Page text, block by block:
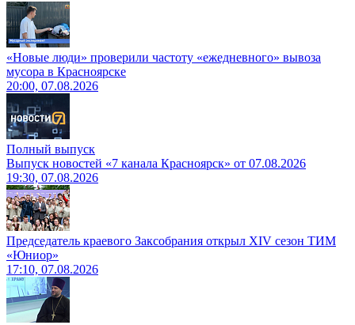
«Новые люди» проверили частоту «ежедневного» вывоза
мусора в Красноярске
20:00, 07.08.2026
Полный выпуск
Выпуск новостей «7 канала Красноярск» от 07.08.2026
19:30, 07.08.2026
Председатель краевого Заксобрания открыл XIV сезон ТИМ
«Юниор»
17:10, 07.08.2026